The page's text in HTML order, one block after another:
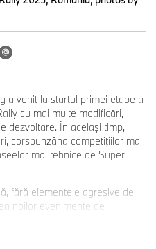
a venit la startul primei etape a
cu mai multe modificări,
dezvoltare. În acelaşi timp,
corspunzând competiţiilor mai
mai tehnice de Super
fără elementele agresive de
noilor evenimente de
activ la managementul